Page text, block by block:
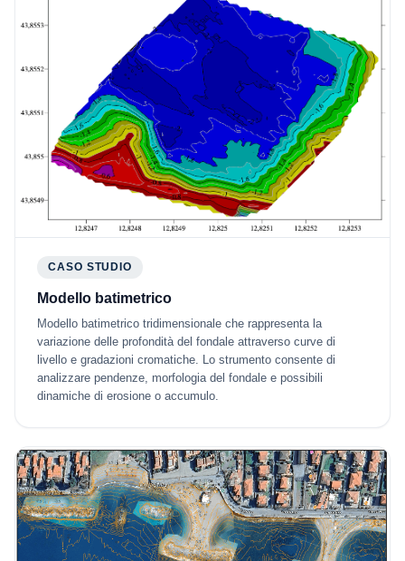
CASO STUDIO
Modello batimetrico
Modello batimetrico tridimensionale che rappresenta la
variazione delle profondità del fondale attraverso curve di
livello e gradazioni cromatiche. Lo strumento consente di
analizzare pendenze, morfologia del fondale e possibili
dinamiche di erosione o accumulo.